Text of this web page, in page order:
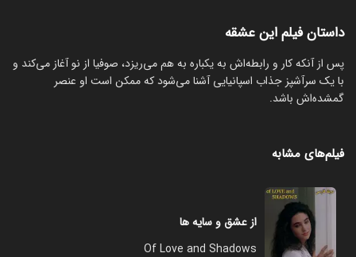
داستان فیلم این عشقه
پس از آنکه کار و رابطه‌اش به یکباره به هم می‌ریزد، صوفیا از نو آغاز می‌کند و
با یک سرآشپز جذاب اسپانیایی آشنا می‌شود که ممکن است او عنصر
گمشده‌اش باشد.
فیلم‌های مشابه
از عشق و سایه ها
Of Love and Shadows